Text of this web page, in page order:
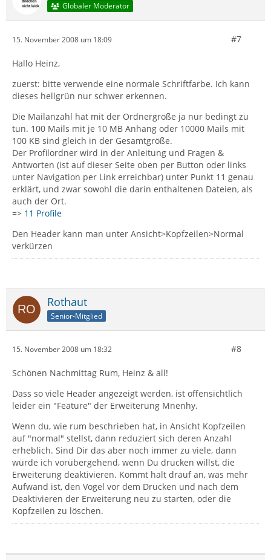
Globaler Moderator
15. November 2008 um 18:09 #7
Hallo Heinz,
zuerst: bitte verwende eine normale Schriftfarbe. Ich kann
dieses hellgrün nur schwer erkennen.
Die Mailanzahl hat mit der Ordnergröße ja nur bedingt zu
tun. 100 Mails mit je 10 MB Anhang oder 10000 Mails mit
100 KB sind gleich in der Gesamtgröße.
Der Profilordner wird in der Anleitung und Fragen &
Antworten (ist auf dieser Seite oben per Button oder links
unter Navigation per Link erreichbar) unter Punkt 11 genau
erklärt, und zwar sowohl die darin enthaltenen Dateien, als
auch der Ort.
=> 11 Profile
Den Header kann man unter Ansicht>Kopfzeilen>Normal
verkürzen
Rothaut
Senior-Mitglied
15. November 2008 um 18:32 #8
Schönen Nachmittag Rum, Heinz & all!
Dass so viele Header angezeigt werden, ist offensichtlich
leider ein "Feature" der Erweiterung Mnenhy.
Wenn du, wie rum beschrieben hat, in Ansicht Kopfzeilen
auf "normal" stellst, dann reduziert sich deren Anzahl
erheblich. Sind Dir das aber noch immer zu viele, dann
würde ich vorübergehend, wenn Du drucken willst, die
Erweiterung deaktivieren. Kommt halt drauf an, was mehr
Aufwand ist, den Vogel vor dem Drucken und nach dem
Deaktivieren der Erweiterung neu zu starten, oder die
Kopfzeilen zu löschen.